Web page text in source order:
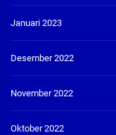
Januari 2023
Desember 2022
November 2022
Oktober 2022